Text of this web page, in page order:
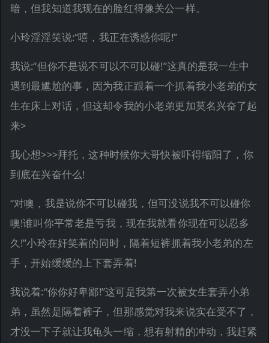
暗，但我知道我现在的脸红得像关公一样。
小玲淫淫笑说:“嘻，我正在诱惑你呢!”
我说:“但你不是说不可以不可以碰!”这真的是我一生中
遇到最尴尬的事，因为我正跟着一个抓着我小老弟的女
生在床上对话，但这却令我的小老弟更加莫名兴奋了起
来>
我心想>>>拜托，这种时候你大哥快被吓得缩阳了，你
到底在兴奋什么!
“对噢，我是说你不可以碰我，但可没说我不可以碰你
噢!谁叫你平常老是亏我，现在我就看你现在可以忍多
久!”小玲在奸笑着的同时，隔着短裤抓着我小老弟的左
手，开始缓缓的上下套弄着!
我说着:“你你好卑鄙!”这可是我第一次被女生套弄小弟
弟，虽然是隔着裤子，但那感觉对我来说实在受不了，
才没一下子就让我龟头一缩，想有射精的冲动，我赶紧